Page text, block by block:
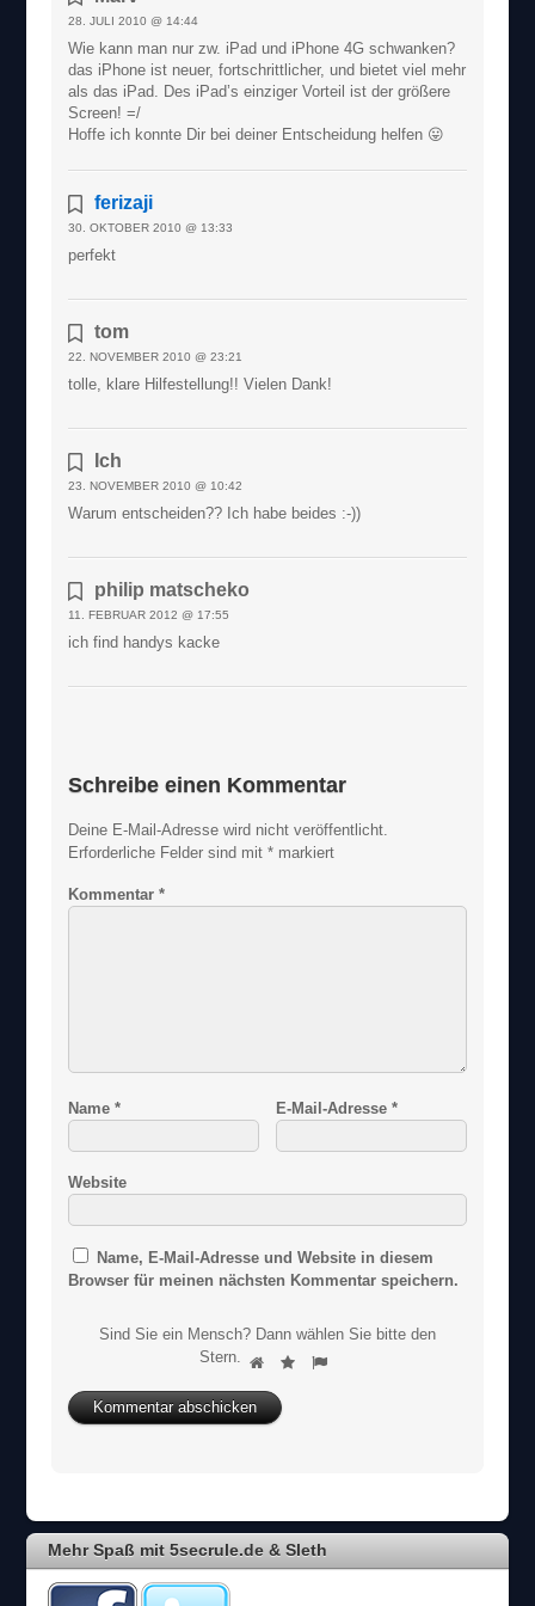
28. JULI 2010 @ 14:44
Wie kann man nur zw. iPad und iPhone 4G schwanken?
das iPhone ist neuer, fortschrittlicher, und bietet viel mehr
als das iPad. Des iPad’s einziger Vorteil ist der größere
Screen! =/
Hoffe ich konnte Dir bei deiner Entscheidung helfen 😛
ferizaji
30. OKTOBER 2010 @ 13:33
perfekt
tom
22. NOVEMBER 2010 @ 23:21
tolle, klare Hilfestellung!! Vielen Dank!
Ich
23. NOVEMBER 2010 @ 10:42
Warum entscheiden?? Ich habe beides :-))
philip matscheko
11. FEBRUAR 2012 @ 17:55
ich find handys kacke
Schreibe einen Kommentar
Deine E-Mail-Adresse wird nicht veröffentlicht.
Erforderliche Felder sind mit* markiert
Kommentar*
Name* E-Mail-Adresse *
Website
Name, E-Mail-Adresse und Website in diesem
Browser für meinen nächsten Kommentar speichern.
Sind Sie ein Mensch? Dann wählen Sie bitte den
Stern
n
d
i
n
Mehr Spaß mit 5secrule.de & Sleth